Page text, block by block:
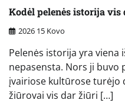
Kodėl pelenės istorija
2026 15 Kovo
Pelenės istorija yra viena
nepasensta. Nors ji buvo
įvairiose kultūrose turėjo
žiūrovai vis dar žiūri […]